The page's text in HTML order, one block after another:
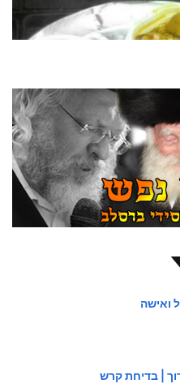
ואישה
| בדיחת קרש